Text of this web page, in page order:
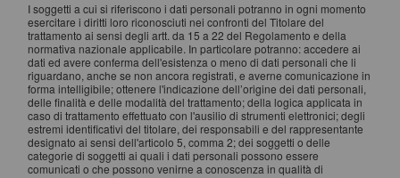
I soggetti a cui si riferiscono i dati personali potranno in ogni momento
esercitare i diritti loro riconosciuti nei confronti del Titolare del
trattamento ai sensi degli artt. da 15 a 22 del Regolamento e della
normativa nazionale applicabile. In particolare potranno: accedere ai
dati ed avere conferma dell'esistenza o meno di dati personali che li
riguardano, anche se non ancora registrati, e averne comunicazione in
forma intelligibile; ottenere l'indicazione dell’origine dei dati personali,
delle finalità e delle modalità del trattamento; della logica applicata in
caso di trattamento effettuato con l'ausilio di strumenti elettronici; degli
estremi identificativi del titolare, dei responsabili e del rappresentante
designato ai sensi dell'articolo 5, comma 2; dei soggetti o delle
categorie di soggetti ai quali i dati personali possono essere
comunicati o che possono venirne a conoscenza in qualità di